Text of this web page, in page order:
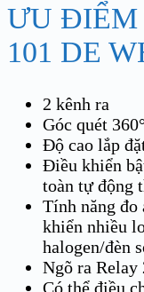
ƯU ĐIỂM
101 DE
2 kênh ra
Góc quét
Độ cao lắp
Điều khiển
toàn tự động
Tính năng đo
khiển nhiều
halogen/đèn
Ngõ ra Relay
Có thể điều